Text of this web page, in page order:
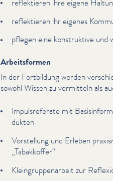
reflek­tieren ihr eigenes
pflegen eine kon­struk­tive und
Arbeitsformen
In der Fortbildung werden
sowohl Wissen zu vermitteln als
Impul­srefer­ate mit
duk­ten
Vorstellung und Erleben
„Tabakkoffer“
Kle­in­grup­pe­nar­beit zur